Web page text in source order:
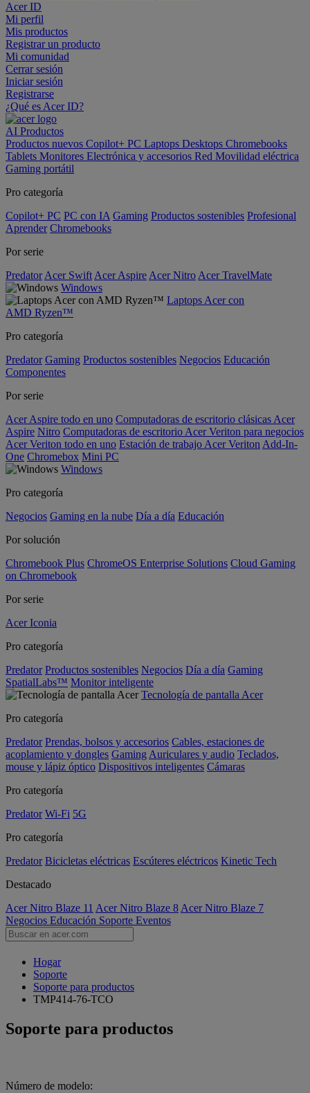
Acer ID
Mi perfil
Mis productos
Registrar un producto
Mi comunidad
Cerrar sesión
Iniciar sesión
Registrarse
¿Qué es Acer ID?
AI Productos
Productos nuevos Copilot+ PC Laptops Desktops Chromebooks
Tablets Monitores Electrónica y accesorios Red Movilidad eléctrica
Gaming portátil
Pro categoría
Copilot+ PC PC con IA Gaming Productos sostenibles Profesional
Aprender Chromebooks
Por serie
Predator Acer Swift Acer Aspire Acer Nitro Acer TravelMate
Windows
Laptops Acer con
AMD Ryzen™
Pro categoría
Predator Gaming Productos sostenibles Negocios Educación
Componentes
Por serie
Acer Aspire todo en uno Computadoras de escritorio clásicas Acer
Aspire Nitro Computadoras de escritorio Acer Veriton para negocios
Acer Veriton todo en uno Estación de trabajo Acer Veriton Add-In-
One Chromebox Mini PC
Windows
Pro categoría
Negocios Gaming en la nube Día a día Educación
Por solución
Chromebook Plus ChromeOS Enterprise Solutions Cloud Gaming
on Chromebook
Por serie
Acer Iconia
Pro categoría
Predator Productos sostenibles Negocios Día a día Gaming
SpatialLabs™ Monitor inteligente
Tecnología de pantalla Acer
Pro categoría
Predator Prendas, bolsos y accesorios Cables, estaciones de
acoplamiento y dongles Gaming Auriculares y audio Teclados,
mouse y lápiz óptico Dispositivos inteligentes Cámaras
Pro categoría
Predator Wi-Fi 5G
Pro categoría
Predator Bicicletas eléctricas Escúteres eléctricos Kinetic Tech
Destacado
Acer Nitro Blaze 11 Acer Nitro Blaze 8 Acer Nitro Blaze 7
Negocios Educación Soporte Eventos
Hogar
Soporte
Soporte para productos
TMP414-76-TCO
Soporte para productos
Número de modelo: